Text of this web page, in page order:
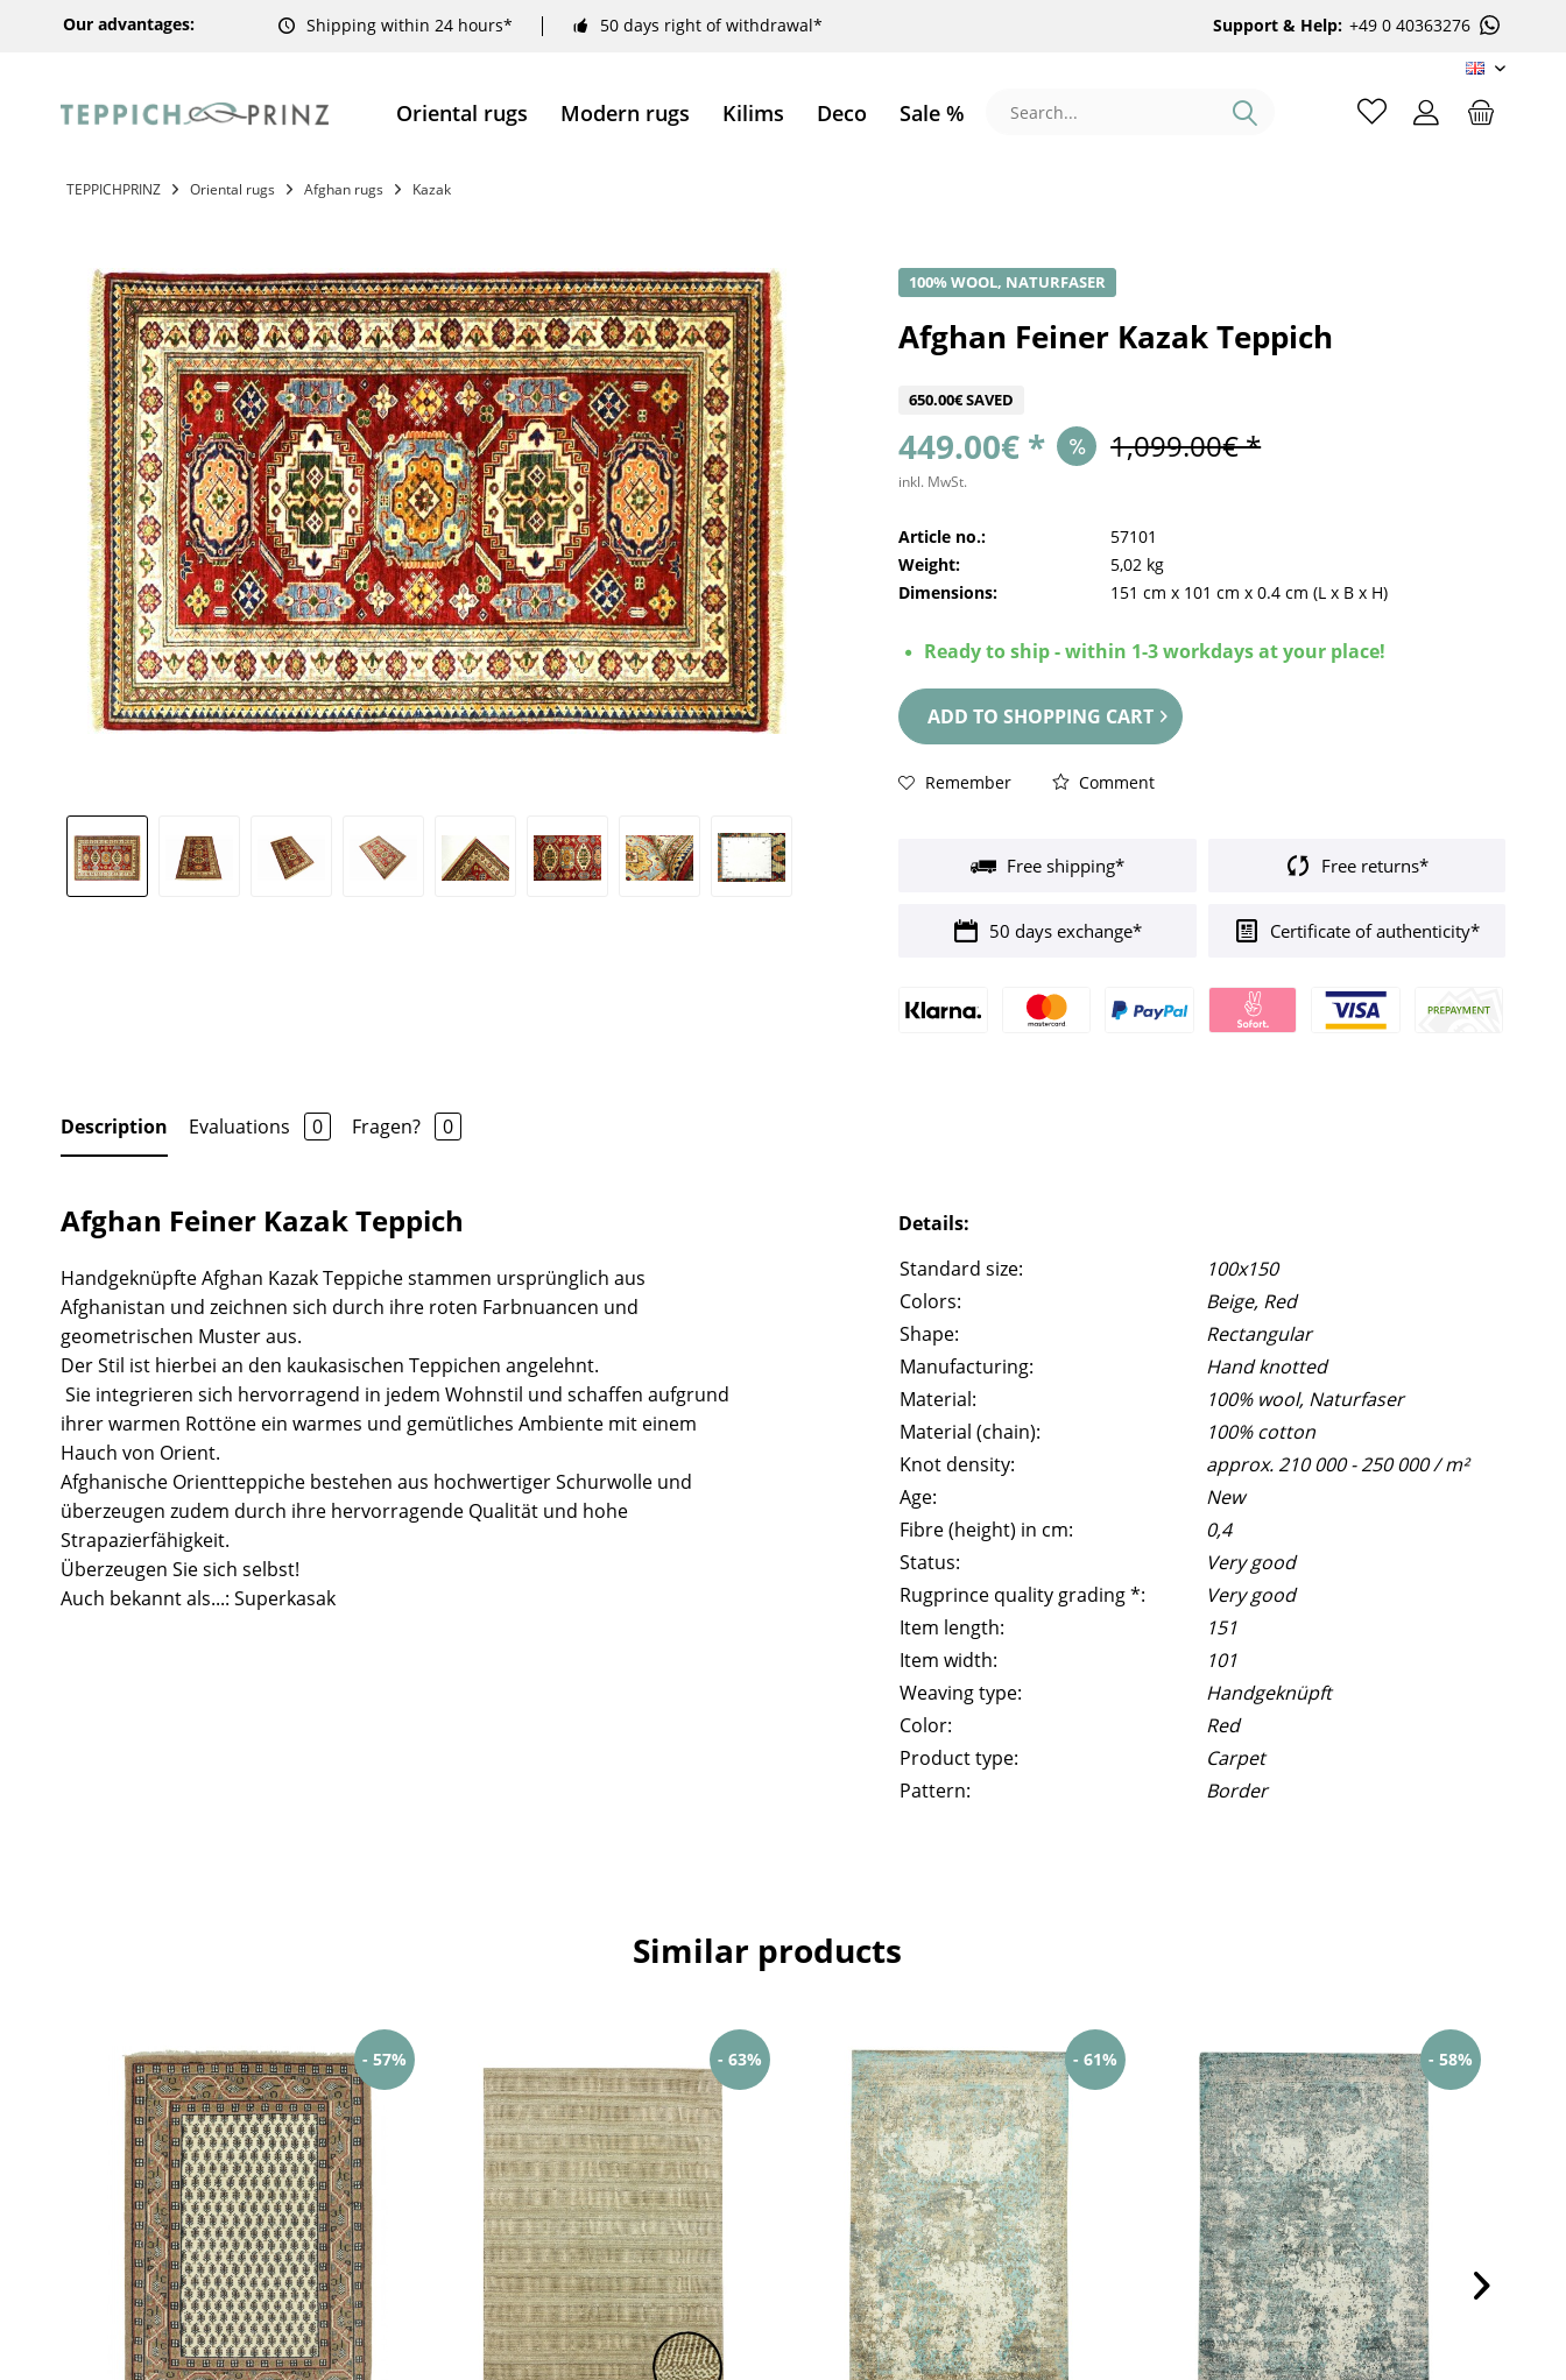
Our advantages: Shipping within 24 hours* 50 days right of withdrawal* Support & Help: +49 0 40363276
EN
Oriental rugs Modern rugs Kilims Deco Sale %
TEPPICHPRINZ Oriental rugs Afghan rugs Kazak
100% WOOL, NATURFASER
Afghan Feiner Kazak Teppich
650.00€ SAVED
449.00€ * 1,099.00€ *
inkl. MwSt.
Article no.:
57101
Weight:
5,02 kg
Dimensions:
151 cm x 101 cm x0.4 cm (L x B x H)
Ready to ship - within 1-3 workdays at your place!
ADD TO SHOPPING CART
Remember Comment
Free shipping* Free returns*
50 days exchange* Certificate of authenticity*
Description Evaluations 0 Fragen? 0
Afghan Feiner Kazak Teppich
Handgeknüpfte Afghan Kazak Teppiche stammen ursprünglich aus
Afghanistan und zeichnen sich durch ihre roten Farbnuancen und
geometrischen Muster aus.
Der Stil ist hierbei an den kaukasischen Teppichen angelehnt.
Sie integrieren sich hervorragend in jedem Wohnstil und schaffen aufgrund
ihrer warmen Rottöne ein warmes und gemütliches Ambiente mit einem
Hauch von Orient.
Afghanische Orientteppiche bestehen aus hochwertiger Schurwolle und
überzeugen zudem durch ihre hervorragende Qualität und hohe
Strapazierfähigkeit.
Überzeugen Sie sich selbst!
Auch bekannt als...: Superkasak
Details:
Standard size:
100x150
Colors:
Beige, Red
Shape:
Rectangular
Manufacturing:
Hand knotted
Material:
100% wool, Naturfaser
Material (chain):
100% cotton
Knot density:
approx. 210 000 - 250 000 / m²
Age:
New
Fibre (height) in cm:
0,4
Status:
Very good
Rugprince quality grading *:
Very good
Item length:
151
Item width:
101
Weaving type:
Handgeknüpft
Color:
Red
Product type:
Carpet
Pattern:
Border
Similar products
- 57% - 63% - 61% - 58%